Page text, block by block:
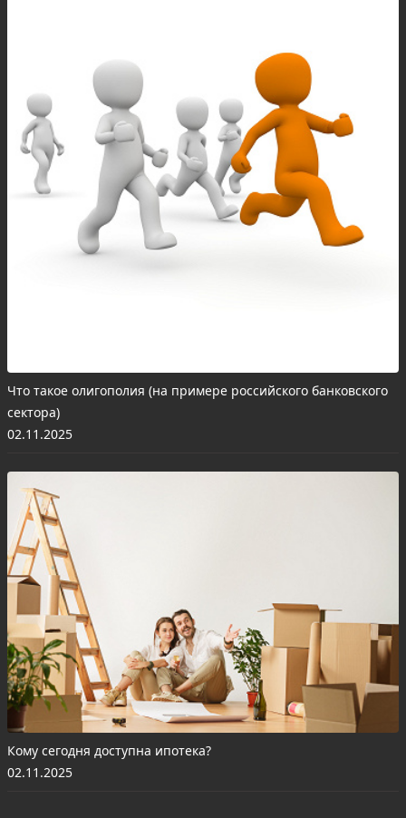
Что такое олигополия (на примере российского банковского
сектора)
02.11.2025
Кому сегодня доступна ипотека?
02.11.2025